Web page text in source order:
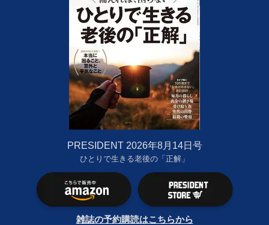
PRESIDENT 2026年8月14日号
ひとりで生きる老後の「正解」
雑誌の予約購読はこちらから